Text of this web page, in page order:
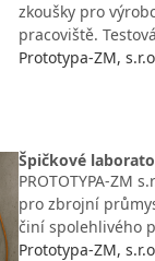
zkoušky pro
pracoviště.
Prototypa-ZM,
Špičkové
PROTOTYPA-ZM
pro zbrojní
činí spolehlivého
Prototypa-ZM,